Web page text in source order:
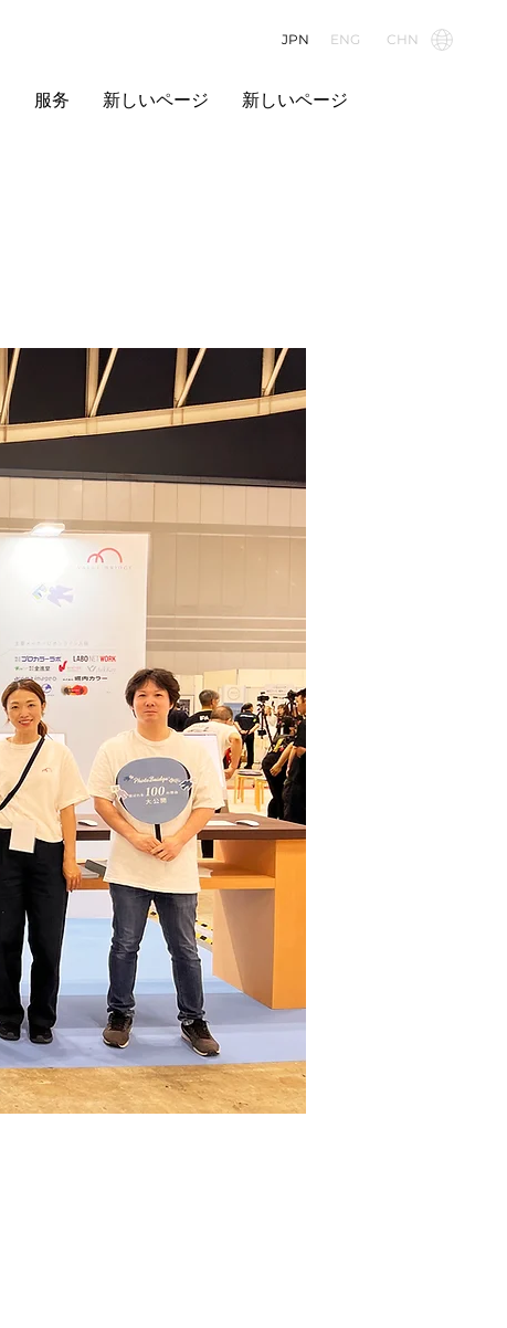
JPN ENG CHN
服务 新しいページ 新しいページ